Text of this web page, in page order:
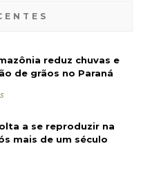
reduz chuvas e
de grãos no Paraná
a se reproduzir na
mais de um século